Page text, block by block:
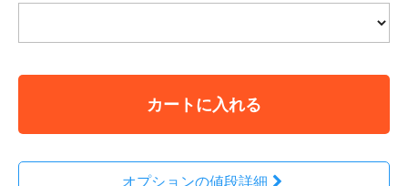
カートに入れる
オプションの値段詳細